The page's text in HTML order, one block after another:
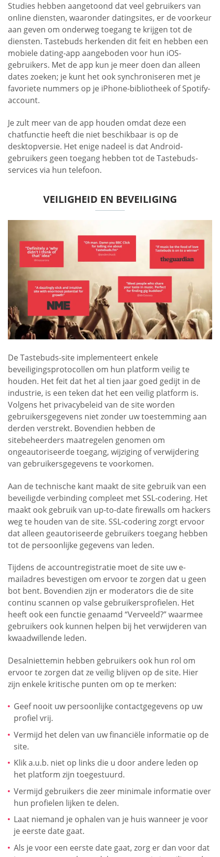
Studies hebben aangetoond dat veel gebruikers van
online diensten, waaronder datingsites, er de voorkeur
aan geven om onderweg toegang te krijgen tot de
diensten. Tastebuds herkenden dit feit en hebben een
mobiele dating-app aangeboden voor hun iOS-
gebruikers. Met de app kun je meer doen dan alleen
dates zoeken; je kunt het ook synchroniseren met je
favoriete nummers op je iPhone-bibliotheek of Spotify-
account.
Je zult meer van de app houden omdat deze een
chatfunctie heeft die niet beschikbaar is op de
desktopversie. Het enige nadeel is dat Android-
gebruikers geen toegang hebben tot de Tastebuds-
services via hun telefoon.
VEILIGHEID EN BEVEILIGING
De Tastebuds-site implementeert enkele
beveiligingsprotocollen om hun platform veilig te
houden. Het feit dat het al tien jaar goed gedijt in de
industrie, is een teken dat het een veilig platform is.
Volgens het privacybeleid van de site worden
gebruikersgegevens niet zonder uw toestemming aan
derden verstrekt. Bovendien hebben de
sitebeheerders maatregelen genomen om
ongeautoriseerde toegang, wijziging of verwijdering
van gebruikersgegevens te voorkomen.
Aan de technische kant maakt de site gebruik van een
beveiligde verbinding compleet met SSL-codering. Het
maakt ook gebruik van up-to-date firewalls om hackers
weg te houden van de site. SSL-codering zorgt ervoor
dat alleen geautoriseerde gebruikers toegang hebben
tot de persoonlijke gegevens van leden.
Tijdens de accountregistratie moet de site uw e-
mailadres bevestigen om ervoor te zorgen dat u geen
bot bent. Bovendien zijn er moderators die de site
continu scannen op valse gebruikersprofielen. Het
heeft ook een functie genaamd “Verveeld?” waarmee
gebruikers ook kunnen helpen bij het verwijderen van
kwaadwillende leden.
Desalniettemin hebben gebruikers ook hun rol om
ervoor te zorgen dat ze veilig blijven op de site. Hier
zijn enkele kritische punten om op te merken:
Geef nooit uw persoonlijke contactgegevens op uw
profiel vrij.
Vermijd het delen van uw financiële informatie op de
site.
Klik a.u.b. niet op links die u door andere leden op
het platform zijn toegestuurd.
Vermijd gebruikers die zeer minimale informatie over
hun profielen lijken te delen.
Laat niemand je ophalen van je huis wanneer je voor
je eerste date gaat.
Als je voor een eerste date gaat, zorg er dan voor dat